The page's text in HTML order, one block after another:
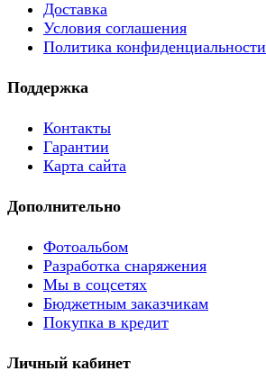
Доставка
Условия соглашения
Политика конфиденциальности
Поддержка
Контакты
Гарантии
Карта сайта
Дополнительно
Фотоальбом
Разработка снаряжения
Мы в соцсетях
Бюджетным заказчикам
Покупка в кредит
Личный кабинет